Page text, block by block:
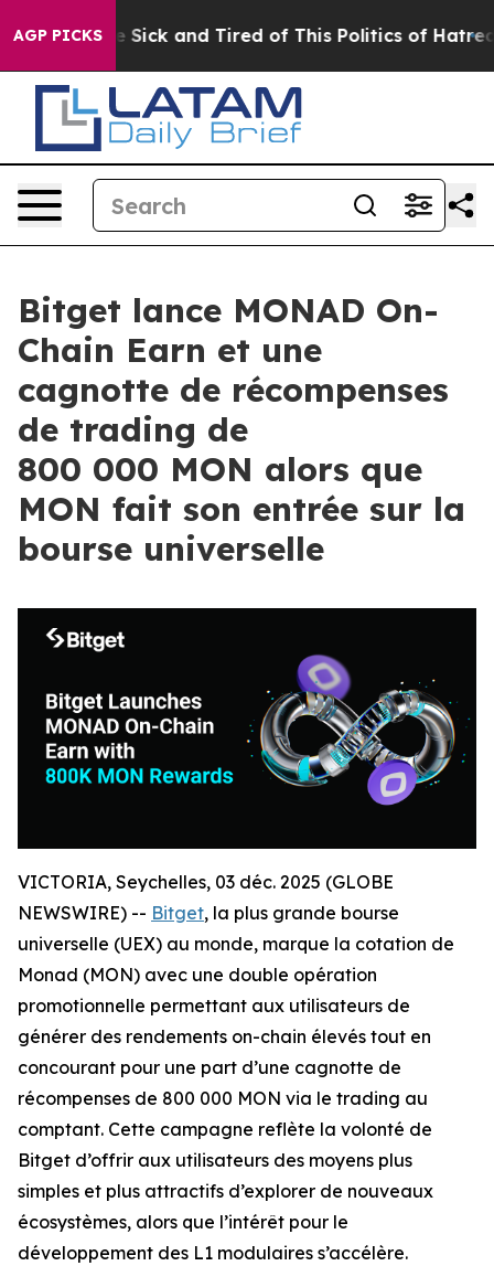
AGP PICKS
Are Sick and Tired of This Politics of Hatred”
Bitget lance MONAD On-
Chain Earn et une
cagnotte de récompenses
de trading de
800 000 MON alors que
MON fait son entrée sur la
bourse universelle
VICTORIA, Seychelles, 03 déc. 2025 (GLOBE
NEWSWIRE) -- Bitget, la plus grande bourse
universelle (UEX) au monde, marque la cotation de
Monad (MON) avec une double opération
promotionnelle permettant aux utilisateurs de
générer des rendements on-chain élevés tout en
concourant pour une part d’une cagnotte de
récompenses de 800 000 MON via le trading au
comptant. Cette campagne reflète la volonté de
Bitget d’offrir aux utilisateurs des moyens plus
simples et plus attractifs d’explorer de nouveaux
écosystèmes, alors que l’intérêt pour le
développement des L1 modulaires s’accélère.